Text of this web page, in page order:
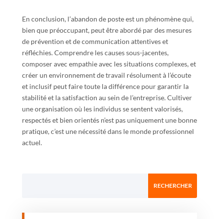
En conclusion, l’abandon de poste est un phénomène qui,
bien que préoccupant, peut être abordé par des mesures
de prévention et de communication attentives et
réfléchies. Comprendre les causes sous-jacentes,
composer avec empathie avec les situations complexes, et
créer un environnement de travail résolument à l’écoute
et inclusif peut faire toute la différence pour garantir la
stabilité et la satisfaction au sein de l’entreprise. Cultiver
une organisation où les individus se sentent valorisés,
respectés et bien orientés n’est pas uniquement une bonne
pratique, c’est une nécessité dans le monde professionnel
actuel.